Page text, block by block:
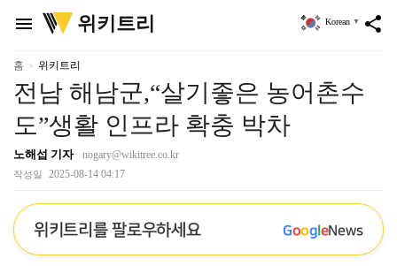
menu
위
키
리
위키트리 share
Korean ▼
홈 위키트리
전남 해남군,“살기좋은 농어촌수
도”생활 인프라 확충 박차
노해섭 기자 nogary@wikitree.co.kr
작성일 2025-08-14 04:17
위키트리를 팔로우하세요 GoogleNews